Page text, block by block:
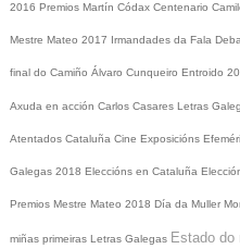
2016 Premios Martín Códax Centenario
Mestre Mateo 2017 Irmandades da Fala
final do Camiño Álvaro Cunqueiro Entroido
Axuda en acción Carlos Casares Letras
Atentados Cataluña Cine Exposicións
Galegas 2018 Eleccións en Cataluña
Premios Mestre Mateo 2018 Día da Muller
miñas primeiras Letras Galegas Estado do